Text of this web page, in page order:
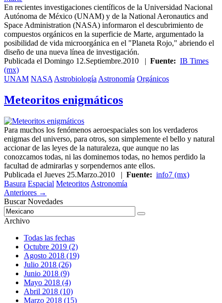
En recientes investigaciones científicos de la Universidad Nacional
Autónoma de México (UNAM) y de la National Aeronautics and
Space Administration (NASA) informaron el descubrimiento de
compuestos orgánicos en la superficie de Marte, argumentado la
posibilidad de vida microorgánica en el "Planeta Rojo," abriendo el
diseño de una nueva línea de investigación.
Publicada el Domingo 12.Septiembre.2010 | Fuente: IB Times
(mx)
UNAM NASA Astrobiología Astronomía Orgánicos
Meteoritos enigmáticos
Para muchos los fenómenos aeroespaciales son los verdaderos
enigmas del universo, para otros, son simplemente el bello y natural
accionar de las leyes de la naturaleza, que aunque no las
conozcamos todas, ni las dominemos todas, no hemos perdido la
facultad de admirarlas y sorpendernos ante ellos.
Publicada el Jueves 25.Marzo.2010 | Fuente: info7 (mx)
Basura Espacial Meteoritos Astronomía
Anteriores →
Buscar Novedades
Archivo
Todas las fechas
Octubre 2019 (2)
Agosto 2018 (19)
Julio 2018 (26)
Junio 2018 (9)
Mayo 2018 (4)
Abril 2018 (10)
Marzo 2018 (15)